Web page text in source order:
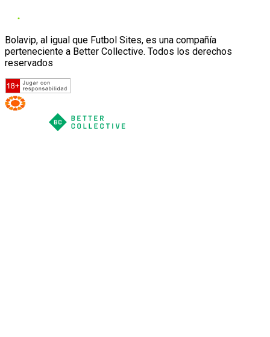
Bolavip, al igual que Futbol Sites, es una compañía
perteneciente a Better Collective. Todos los derechos
reservados